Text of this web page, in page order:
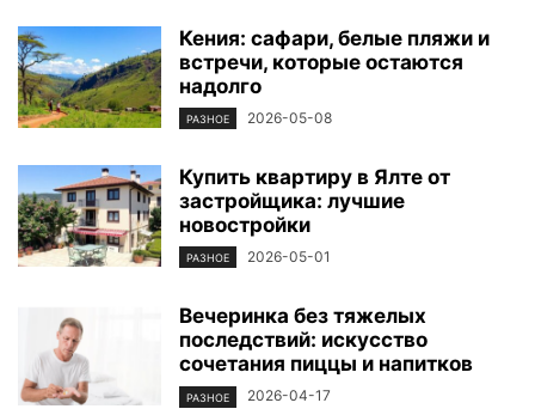
Кения: сафари, белые пляжи и
встречи, которые остаются
надолго
РАЗНОЕ 2026-05-08
Купить квартиру в Ялте от
застройщика: лучшие
новостройки
РАЗНОЕ 2026-05-01
Вечеринка без тяжелых
последствий: искусство
сочетания пиццы и напитков
РАЗНОЕ 2026-04-17